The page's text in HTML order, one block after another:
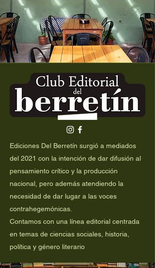
Ediciones Del Berretín surgió a mediados
del 2021 con la intención de dar difusión al
pensamiento crítico y la producción
nacional, pero además atendiendo la
necesidad de dar lugar a las voces
contrahegemónicas.
Contamos con una línea editorial centrada
en temas de ciencias sociales, historia,
política y género literario